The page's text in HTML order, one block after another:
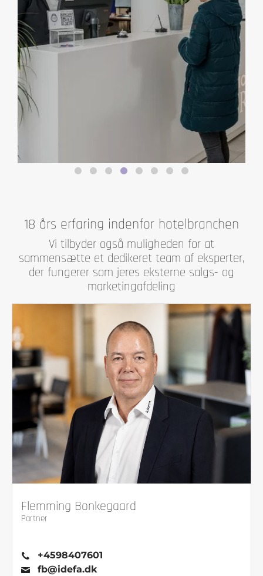
18 års erfaring indenfor hotelbranchen
Vi tilbyder også muligheden for at
sammensætte et dedikeret team af eksperter,
der fungerer som jeres eksterne salgs- og
marketingafdeling
Flemming Bonkegaard
Partner
+4598407601
fb@idefa.dk